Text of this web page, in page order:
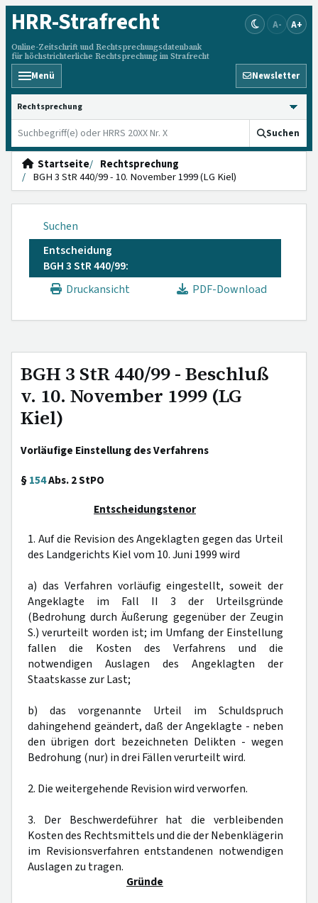
HRR-Strafrecht
Online-Zeitschrift und Rechtsprechungsdatenbank
für höchstrichterliche Rechtsprechung im Strafrecht
A- A+
Menü Newsletter
HRRS durchsuchen
Suchen
Startseite
Rechtsprechung
BGH 3 StR 440/99 - 10. November 1999 (LG Kiel)
Suchen
Entscheidung
BGH 3 StR 440/99:
Druckansicht
PDF-Download
BGH 3 StR 440/99 - Beschluß
v. 10. November 1999 (LG
Kiel)
Vorläufige Einstellung des Verfahrens
§154Abs. 2 StPO
Entscheidungstenor
1. Auf die Revision des Angeklagten gegen das Urteil
des Landgerichts Kiel vom 10. Juni 1999 wird
a) das Verfahren vorläufig eingestellt, soweit der
Angeklagte im Fall II 3 der Urteilsgründe
(Bedrohung durch Äußerung gegenüber der Zeugin
S.) verurteilt worden ist; im Umfang der Einstellung
fallen die Kosten des Verfahrens und die
notwendigen Auslagen des Angeklagten der
Staatskasse zur Last;
b) das vorgenannte Urteil im Schuldspruch
dahingehend geändert, daß der Angeklagte - neben
den übrigen dort bezeichneten Delikten - wegen
Bedrohung (nur) in drei Fällen verurteilt wird.
2. Die weitergehende Revision wird verworfen.
3. Der Beschwerdeführer hat die verbleibenden
Kosten des Rechtsmittels und die der Nebenklägerin
im Revisionsverfahren entstandenen notwendigen
Auslagen zu tragen.
Gründe